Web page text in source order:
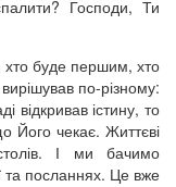
Господи, Ти
хто буде першим, хто
по-різному:
відкривав істину, то
Його чекає. Життєві
І ми бачимо
та посланнях. Це вже